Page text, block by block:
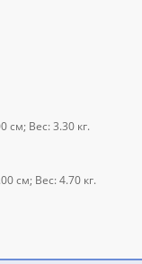
см; Вес: 3.30 кг.
см; Вес: 4.70 кг.